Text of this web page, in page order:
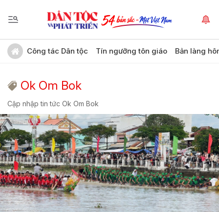
Công tác Dân tộc Tín ngưỡng tôn giáo Bản làng
Ok Om Bok
Cập nhập tin tức Ok Om Bok